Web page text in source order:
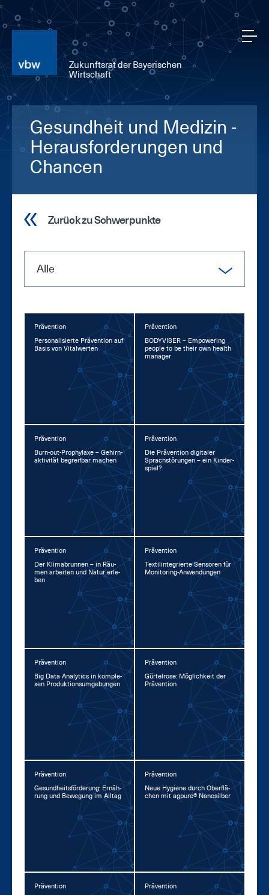
Zukunftsrat der Bayerischen
Wirtschaft
Gesundheit und Medizin -
Herausforderungen und
Chancen
Zurück zu Schwerpunkte
Alle
Prävention
Per­so­na­li­sier­te Prä­ven­ti­on auf
Ba­sis von Vi­tal­wer­ten
Prävention
BO­DY­VI­SER – Em­power­ing
peop­le to be their own health
ma­na­ger
Prävention
Burn-out-Pro­phy­la­xe – Ge­hirn­
ak­ti­vi­tät be­greif­bar ma­chen
Prävention
Die Prä­ven­ti­on di­gi­ta­ler
Sprach­stö­run­gen – ein Kin­der­
spiel?
Prävention
Der Kli­ma­brun­nen – in Räu­
men ar­bei­ten und Na­tur er­le­
ben
Prävention
Tex­til­in­te­grier­te Sen­so­ren für
Mo­ni­to­ring-An­wen­dun­gen
Prävention
Big Da­ta Ana­lytics in kom­ple­
xen Pro­duk­ti­ons­um­ge­bun­gen
Prävention
Gür­tel­ro­se: Mög­lich­keit der
Prä­ven­ti­on
Prävention
Ge­sund­heits­för­de­rung: Er­näh­
rung und Be­we­gung im All­tag
Prävention
Neue Hy­gie­ne durch Ober­flä­
chen mit agpu­re® Na­no­sil­ber
Prävention
Prävention